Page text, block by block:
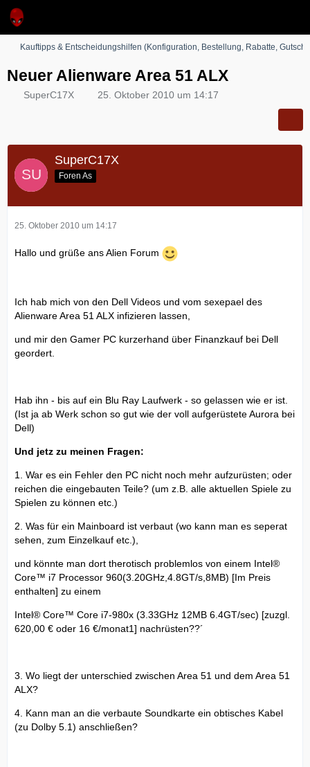
Kauftipps & Entscheidungshilfen (Konfiguration, Bestellung, Rabatte,
Neuer Alienware Area 51 ALX
SuperC17X 25. Oktober 2010 um 14:17
SuperC17X
Foren As
25. Oktober 2010 um 14:17
Hallo und grüße ans Alien Forum
Ich hab mich von den Dell Videos und vom sexepael des
Alienware Area 51 ALX infizieren lassen,
und mir den Gamer PC kurzerhand über Finanzkauf bei Dell
geordert.
Hab ihn - bis auf ein Blu Ray Laufwerk - so gelassen wie er ist.
(Ist ja ab Werk schon so gut wie der voll aufgerüstete Aurora bei
Dell)
Und jetz zu meinen Fragen:
1. War es ein Fehler den PC nicht noch mehr aufzurüsten; oder
reichen die eingebauten Teile? (um z.B. alle aktuellen Spiele zu
Spielen zu können etc.)
2. Was für ein Mainboard ist verbaut (wo kann man es seperat
sehen, zum Einzelkauf etc.),
und könnte man dort therotisch problemlos von einem Intel®
Core™ i7 Processor 960(3.20GHz,4.8GT/s,8MB) [Im Preis
enthalten] zu einem
Intel® Core™ Core i7-980x (3.33GHz 12MB 6.4GT/sec) [zuzgl.
620,00 € oder 16 €/monat1] nachrüsten??´
3. Wo liegt der unterschied zwischen Area 51 und dem Area 51
ALX?
4. Kann man an die verbaute Soundkarte ein obtisches Kabel
(zu Dolby 5.1) anschließen?